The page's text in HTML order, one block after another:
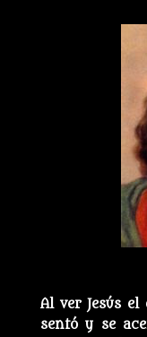
Al ver Jesús
sentó y se